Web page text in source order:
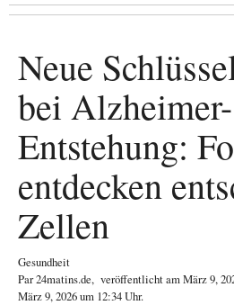
Neue
bei Alzheimer-
Entstehung:
entdecken
Zellen
Gesundheit
Par24matins.de, veröffentlicht amMärz 9,
März 9, 2026 um 12:34 Uhr.